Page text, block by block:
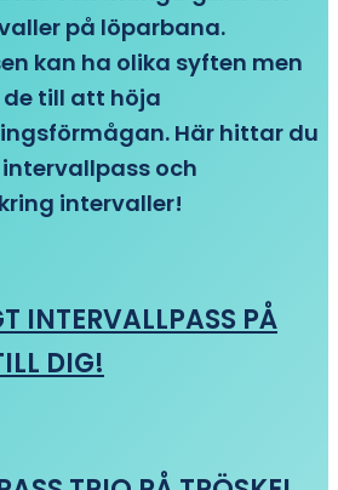
på löparbana.
kan ha olika syften men
till att höja
Här hittar du
och
intervaller!
INTERVALLPASS PÅ
DIG!